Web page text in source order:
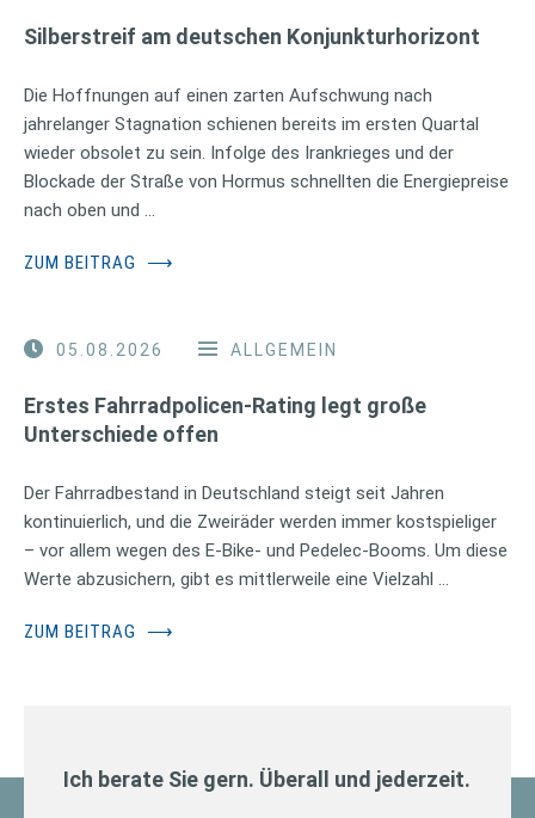
Silberstreif am deutschen Konjunkturhorizont
Die Hoffnungen auf einen zarten Aufschwung nach
jahrelanger Stagnation schienen bereits im ersten Quartal
wieder obsolet zu sein. Infolge des Irankrieges und der
Blockade der Straße von Hormus schnellten die Energiepreise
nach oben und …
ZUM BEITRAG ⟶
05.08.2026 ALLGEMEIN
Erstes Fahrradpolicen-Rating legt große
Unterschiede offen
Der Fahrradbestand in Deutschland steigt seit Jahren
kontinuierlich, und die Zweiräder werden immer kostspieliger
– vor allem wegen des E-Bike- und Pedelec-Booms. Um diese
Werte abzusichern, gibt es mittlerweile eine Vielzahl …
ZUM BEITRAG ⟶
Ich berate Sie gern. Überall und jederzeit.